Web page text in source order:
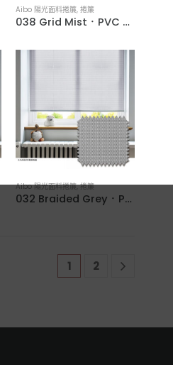
Aibo 陽光面料捲簾, 捲簾
038 Grid Mist．PVC Woven Water-Resistant Roller Blinds
Aibo 陽光面料捲簾,捲簾
032 Braided Grey．PVC Woven Water-Resistant Roller Blinds
1 2